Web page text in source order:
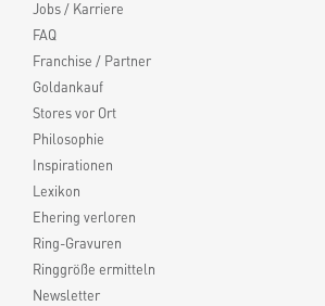
Jobs / Karriere
FAQ
Franchise / Partner
Goldankauf
Stores vor Ort
Philosophie
Inspirationen
Lexikon
Ehering verloren
Ring-Gravuren
Ringgröße ermitteln
Newsletter